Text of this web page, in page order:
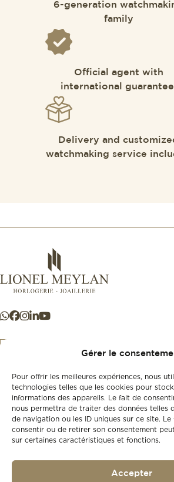
Gérer le
Pour offrir les meilleures expériences, nous
technologies telles que les cookies pour
informations des appareils. Le fait de
nous permettra de traiter des données telles
de navigation ou les ID uniques sur ce site.
consentir ou de retirer son consentement
sur certaines caractéristiques et fonctions.
Accepter
6-generation
family
Official agent with
international
Delivery and
watchmaking service
New
Second-hand
Our history
+41 21 925 50 50